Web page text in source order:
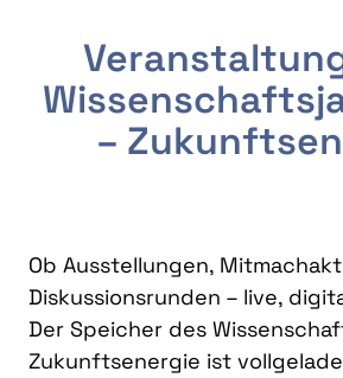
–
Ob Ausstellungen,
Diskussionsrunden – live,
Der Speicher des
Zukunftsenergie ist